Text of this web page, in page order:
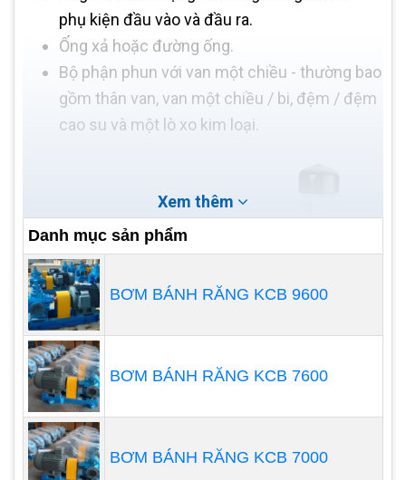
phụ kiện đầu vào và đầu ra.
Ống xả hoặc đường ống.
Bộ phận phun với van một chiều - thường bao
gồm thân van, van một chiều / bi, đệm / đệm
cao su và một lò xo kim loại.
Xem thêm
Danh mục sản phẩm
BƠM BÁNH RĂNG KCB 9600
BƠM BÁNH RĂNG KCB 7600
BƠM BÁNH RĂNG KCB 7000